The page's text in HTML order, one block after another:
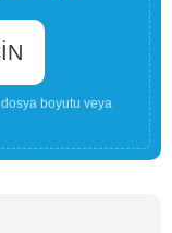
boyutu veya